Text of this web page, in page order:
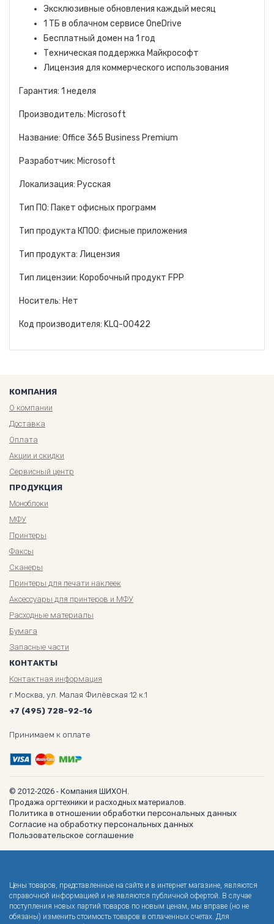
Эксклюзивные обновления каждый месяц
1 ТБ в облачном сервисе OneDrive
Бесплатный домен на 1 год
Техническая поддержка Майкрософт
Лицензия для коммерческого использования
Гарантия: 1 неделя
Производитель: Microsoft
Название: Office 365 Business Premium
Разработчик: Microsoft
Локализация: Русская
Тип ПО: Пакет офисных программ
Тип продукта КПОО: фисные приложения
Тип продукта: Лицензия
Тип лицензии: Коробочный продукт FPP
Носитель: Нет
Код производителя: KLQ-00422
КОМПАНИЯ
О компании
Доставка
Оплата
Акции и скидки
Сервисный центр
ПРОДУКЦИЯ
Моноблоки
МФУ
Принтеры
Факсы
Сканеры
Принтеры для печати наклеек
Аксессуары для принтеров и МФУ
Расходные материалы
Бумага
Запасные части
КОНТАКТЫ
Контактная информация
г.Москва, ул. Малая Филёвская 12 к.1
+7 (495) 728-92-16
Принимаем к оплате
© 2012-2026 - Компания ШИХОН.
Продажа оргтехники и расходных материалов.
Политика в отношении обработки персональных данных
Согласие на обработку персональных данных
Пользовательское соглашение
Цены товаров, представленные на сайте и в интернет магазине, являются
справочной информацией и не являются публичной офертой. В случае
поступления новых партий товаров по новым ценам, мы вправе (но не
обязаны) изменить стоимость товаров в оплаченных счетах. Для